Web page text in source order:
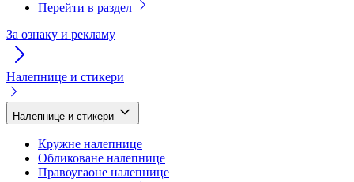
Перейти в раздел
За ознаку и рекламу
Налепнице и стикери
Налепнице и стикери
Кружне налепнице
Обликоване налепнице
Правоугаоне налепнице